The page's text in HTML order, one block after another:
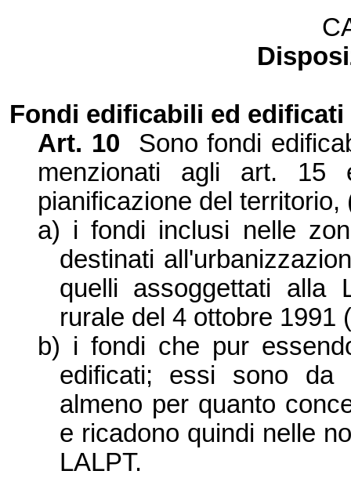
Fondi edificabili ed edificati
Art. 10
Sono fondi
menzionati agli art. 15
pianificazione del territorio,
a) i fondi inclusi nelle
destinati
quelli assoggettati alla
rurale del 4 ottobre 1991
b) i fondi che pur
edificati; essi sono da
almeno per quanto
e ricadono quindi nelle
LALPT.